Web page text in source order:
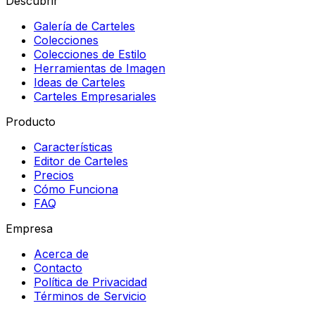
Galería de Carteles
Colecciones
Colecciones de Estilo
Herramientas de Imagen
Ideas de Carteles
Carteles Empresariales
Producto
Características
Editor de Carteles
Precios
Cómo Funciona
FAQ
Empresa
Acerca de
Contacto
Política de Privacidad
Términos de Servicio